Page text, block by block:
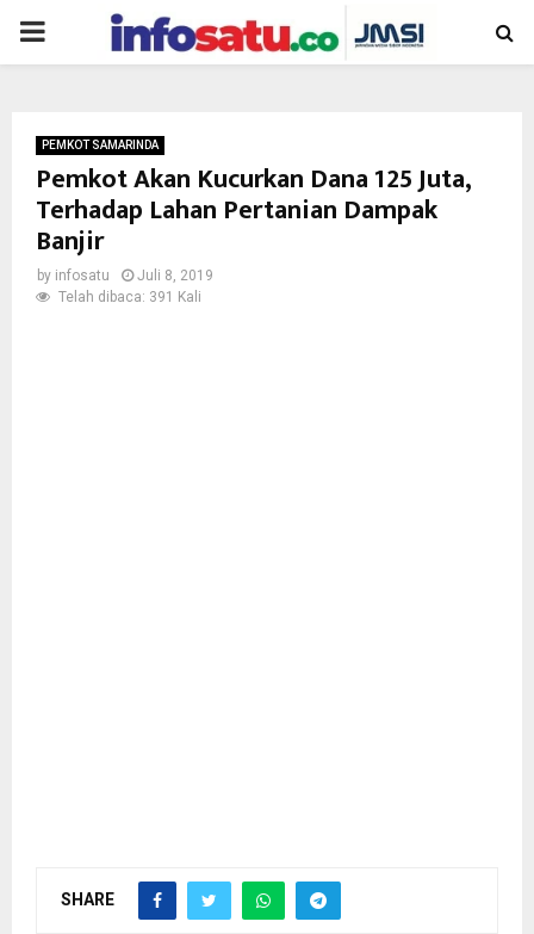
PRIMARY
PEMKOT SAMARINDA
Pemkot Akan Kucurkan Dana 125 Juta,
Terhadap Lahan Pertanian Dampak
Banjir
by infosatu
Juli 8, 2019
Telah dibaca: 391 Kali
SHARE